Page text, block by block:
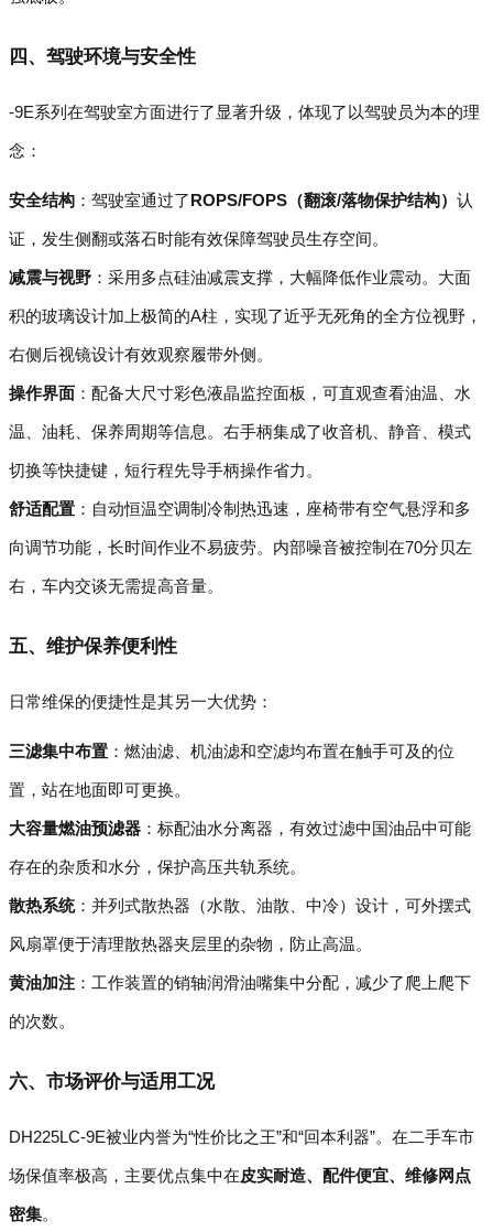
四、驾驶环境与安全性
-9E系列在驾驶室方面进行了显著升级，体现了以驾驶员为本的理
念：
安全结构 ：驾驶室通过了ROPS/FOPS（翻滚/落物保护结构） 认
证，发生侧翻或落石时能有效保障驾驶员生存空间。
减震与视野 ：采用多点硅油减震支撑，大幅降低作业震动。大面
积的玻璃设计加上极简的A柱，实现了近乎无死角的全方位视野，
右侧后视镜设计有效观察履带外侧。
操作界面 ：配备大尺寸彩色液晶监控面板，可直观查看油温、水
温、油耗、保养周期等信息。右手柄集成了收音机、静音、模式
切换等快捷键，短行程先导手柄操作省力。
舒适配置 ：自动恒温空调制冷制热迅速，座椅带有空气悬浮和多
向调节功能，长时间作业不易疲劳。内部噪音被控制在70分贝左
右，车内交谈无需提高音量。
五、维护保养便利性
日常维保的便捷性是其另一大优势：
三滤集中布置 ：燃油滤、机油滤和空滤均布置在触手可及的位
置，站在地面即可更换。
大容量燃油预滤器 ：标配油水分离器，有效过滤中国油品中可能
存在的杂质和水分，保护高压共轨系统。
散热系统：并列式散热器（水散、油散、中冷）设计，可外摆式
风扇罩便于清理散热器夹层里的杂物，防止高温。
黄油加注 ：工作装置的销轴润滑油嘴集中分配，减少了爬上爬下
的次数。
六、市场评价与适用工况
DH225LC-9E被业内誉为“性价比之王”和“回本利器”。在二手车市
场保值率极高，主要优点集中在皮实耐造、配件便宜、维修网点
密集。